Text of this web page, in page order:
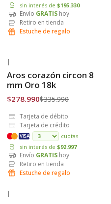
sin interés de $195.330
Envío GRATIS hoy
Retiro en tienda
Estuche de regalo
Envío Gratis
|
Aros corazón circon 8
mm Oro 18k
$278.990$335.990
Tarjeta de débito
Tarjeta de crédito
VISA
cuotas
sin interés de $92.997
Envío GRATIS hoy
Retiro en tienda
Estuche de regalo
|